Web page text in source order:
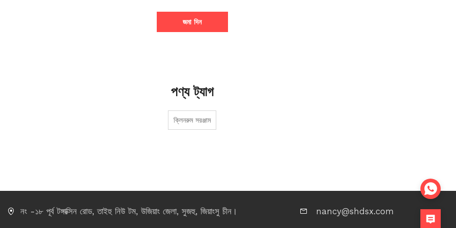
জমা দিন
পণ্য ট্যাগ
ক্লিনরুম সরঞ্জাম
নং -১৮ পূর্ব টঙ্গাক্সিন রোড, তাইহু নিউ টম, উজিয়াং জেলা, সুজহু, জিয়াংসু চীন। nancy@shdsx.com